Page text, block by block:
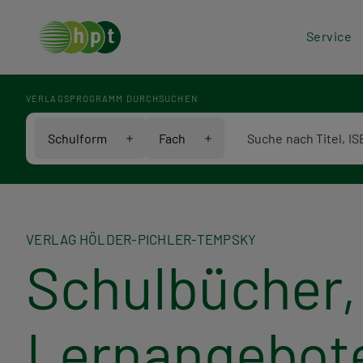
Service
VERLAGSPROGRAMM DURCHSUCHEN
Schulform Fach
VERLAG HÖLDER-PICHLER-TEMPSKY